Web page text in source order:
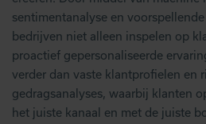
sentimentanalyse en
bedrijven niet alleen inspelen op
proactief gepersonaliseerde
verder dan vaste klantprofielen en
gedragsanalyses, waarbij klanten
het juiste kanaal en met de juiste